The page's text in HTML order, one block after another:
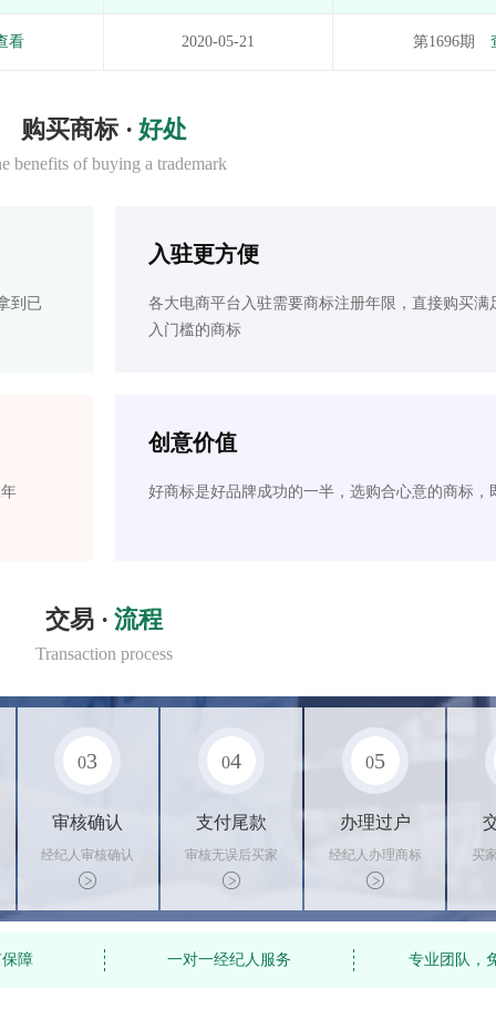
看 2020-05-21 第1696期
购买商标 · 好处
benefits of buying a trademark
到已
入驻更方便
各大电商平台入驻需要商标注册年限，直接购买满
入门槛的商标
创意价值
好商标是好品牌成功的一半，选购合心意的商标，
交易 · 流程
Transaction process
03
审核确认
经纪人审核确认
商标状态
04
支付尾款
审核无误后买家
支付尾款，卖家
办理相关手续
05
办理过户
经纪人办理商标
转让手续，交付
相关证书
买
障 一对一经纪人服务 专业团队，